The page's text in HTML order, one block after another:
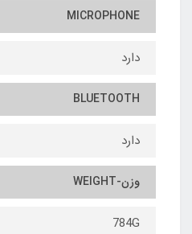
MICROPHONE
دارد
BLUETOOTH
دارد
وزن-WEIGHT
784G